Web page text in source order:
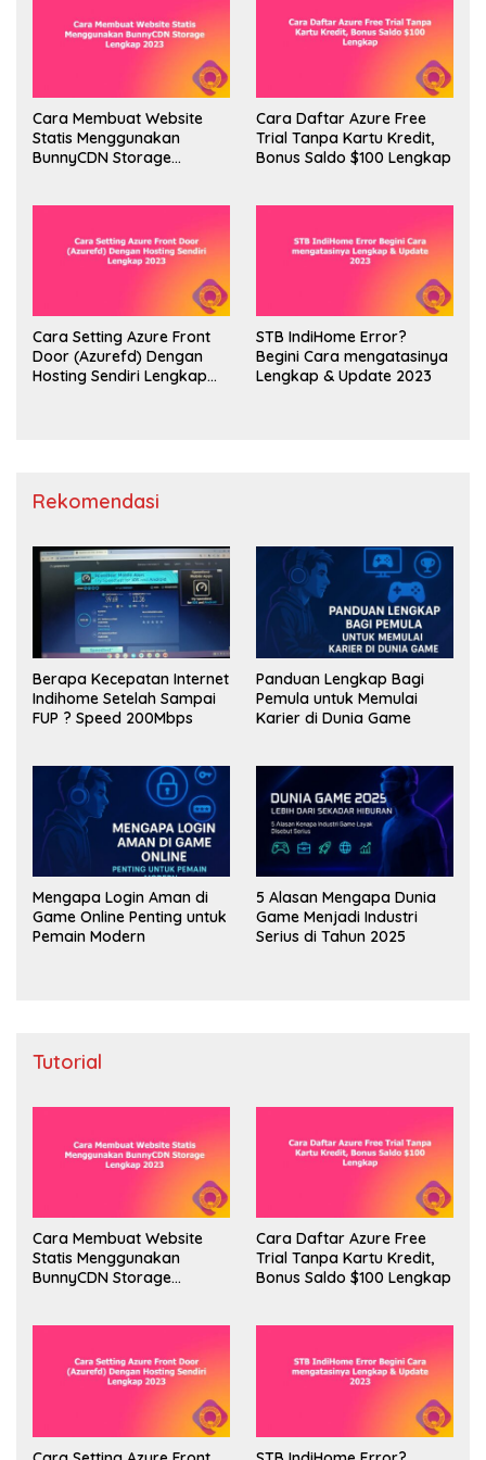
Cara Membuat Website
Statis Menggunakan
BunnyCDN Storage
Cara Daftar Azure Free
Trial Tanpa Kartu Kredit,
Bonus Saldo $100 Lengkap
Cara Setting Azure Front
Door (Azurefd) Dengan
Hosting Sendiri Lengkap
STB IndiHome Error?
Begini Cara mengatasinya
Lengkap & Update 2023
Rekomendasi
Berapa Kecepatan Internet
Indihome Setelah Sampai
FUP ? Speed 200Mbps
Panduan Lengkap Bagi
Pemula untuk Memulai
Karier di Dunia Game
Mengapa Login Aman di
Game Online Penting untuk
Pemain Modern
5 Alasan Mengapa Dunia
Game Menjadi Industri
Serius di Tahun 2025
Tutorial
Cara Membuat Website
Statis Menggunakan
BunnyCDN Storage
Cara Daftar Azure Free
Trial Tanpa Kartu Kredit,
Bonus Saldo $100 Lengkap